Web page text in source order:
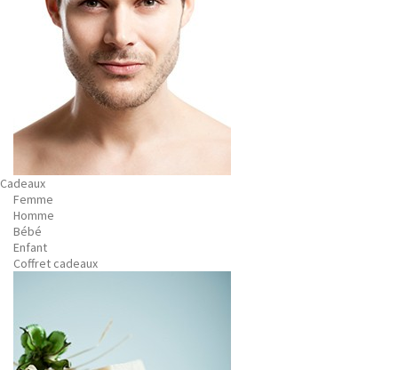
Cadeaux
Femme
Homme
Bébé
Enfant
Coffret cadeaux